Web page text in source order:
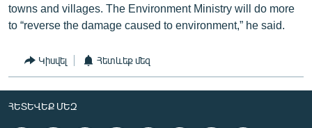
towns and villages. The Environment Ministry will do more
to “reverse the damage caused to environment,” he said.
Կիսվել Հետևեք մեզ
ՀԵՏԵՎԵՔ ՄԵԶ